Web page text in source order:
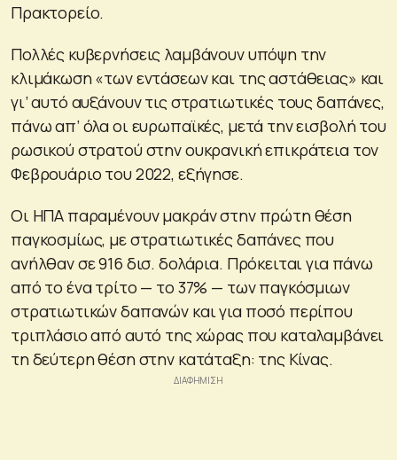
Πρακτορείο.
Πολλές κυβερνήσεις λαμβάνουν υπόψη την
κλιμάκωση «των εντάσεων και της αστάθειας» και
γι’ αυτό αυξάνουν τις στρατιωτικές τους δαπάνες,
πάνω απ’ όλα οι ευρωπαϊκές, μετά την εισβολή του
ρωσικού στρατού στην ουκρανική επικράτεια τον
Φεβρουάριο του 2022, εξήγησε.
Οι ΗΠΑ παραμένουν μακράν στην πρώτη θέση
παγκοσμίως, με στρατιωτικές δαπάνες που
ανήλθαν σε 916 δισ. δολάρια. Πρόκειται για πάνω
από το ένα τρίτο — το 37% — των παγκόσμιων
στρατιωτικών δαπανών και για ποσό περίπου
τριπλάσιο από αυτό της χώρας που καταλαμβάνει
τη δεύτερη θέση στην κατάταξη: της Κίνας.